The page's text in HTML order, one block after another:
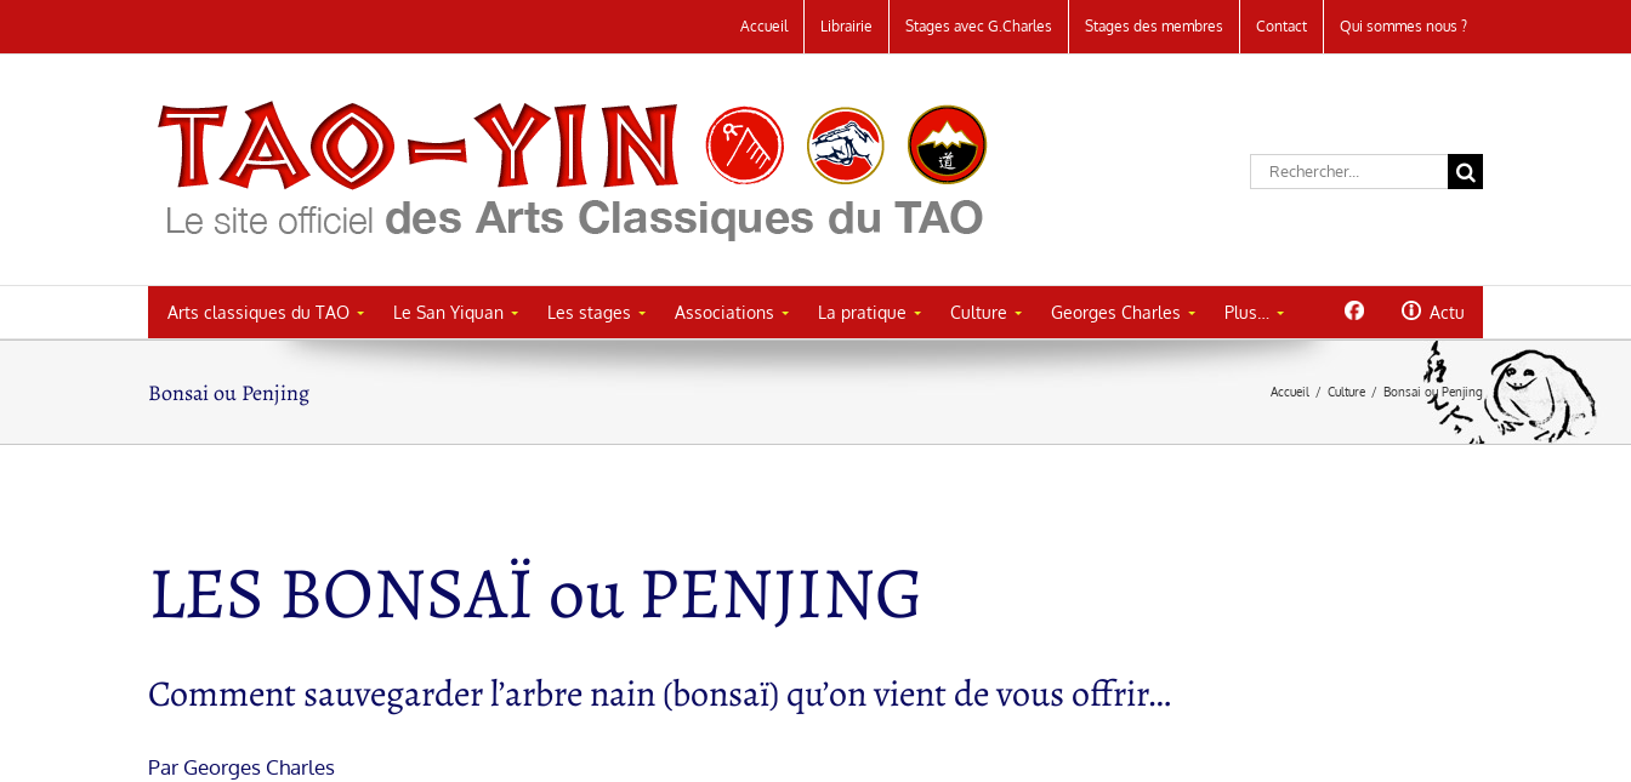
au
Accueil Librairie Stages avec G.Charles Stages des membres Contact Qui sommes nous ?
Rechercher:
Arts classiques du TAO Le San Yiquan Les stages Associations La pratique Culture Georges Charles Plus… Actu
Bonsai ou Penjing Accueil / Culture / Bonsai ou Penjing
LES BONSAÏ ou PENJING
Comment sauvegarder l’arbre nain (bonsaï) qu’on vient de vous offrir…
Par Georges Charles